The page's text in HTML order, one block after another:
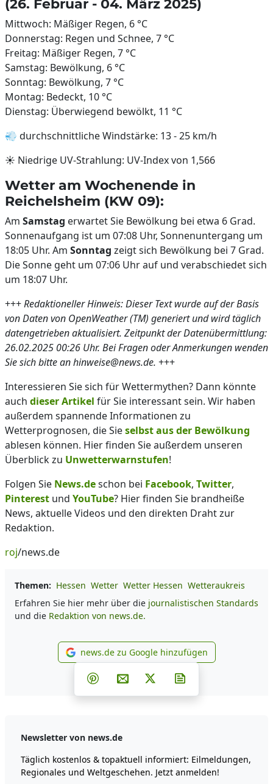
(26. Februar - 04. März 2025)
Mittwoch: Mäßiger Regen, 6 °C
Donnerstag: Regen und Schnee, 7 °C
Freitag: Mäßiger Regen, 7 °C
Samstag: Bewölkung, 6 °C
Sonntag: Bewölkung, 7 °C
Montag: Bedeckt, 10 °C
Dienstag: Überwiegend bewölkt, 11 °C
💨 durchschnittliche Windstärke: 13 - 25 km/h
☀️ Niedrige UV-Strahlung: UV-Index von 1,566
Wetter am Wochenende in
Reichelsheim (KW 09):
Am Samstag erwartet Sie Bewölkung bei etwa 6 Grad.
Sonnenaufgang ist um 07:08 Uhr, Sonnenuntergang um
18:05 Uhr. Am Sonntag zeigt sich Bewölkung bei 7 Grad.
Die Sonne geht um 07:06 Uhr auf und verabschiedet sich
um 18:07 Uhr.
+++Redaktioneller Hinweis: Dieser Text wurde auf der Basis
von Daten von OpenWeather (TM) generiert und wird täglich
datengetrieben aktualisiert. Zeitpunkt der Datenübermittlung:
26.02.2025 00:26 Uhr. Bei Fragen oder Anmerkungen wenden
Sie sich bitte an hinweise@news.de. +++
Interessieren Sie sich für Wettermythen? Dann könnte
auch dieser Artikel für Sie interessant sein. Wir haben
außerdem spannende Informationen zu
Wetterprognosen, die Sieselbst aus der Bewölkung
ablesen können. Hier finden Sie außerdem unseren
Überblick zu Unwetterwarnstufen!
Folgen Sie News.deschon bei Facebook, Twitter,
Pinterest und YouTube? Hier finden Sie brandheiße
News, aktuelle Videos und den direkten Draht zur
Redaktion.
roj/news.de
Themen: Hessen Wetter Wetter Hessen Wetteraukreis
Erfahren Sie hier mehr über die journalistischen Standards
und die Redaktion von news.de.
news.de zu Google
news.de zu Google hinzufügen
Teilen auf Facebook
Teilen auf Whatsapp
Teilen auf Telegram
Teilen auf Pinterest
Per E-Mail teilen
Post auf X
Newsletter von news.de
Täglich kostenlos & topaktuell informiert: Eilmeldungen,
Regionales und Weltgeschehen. Jetzt anmelden!